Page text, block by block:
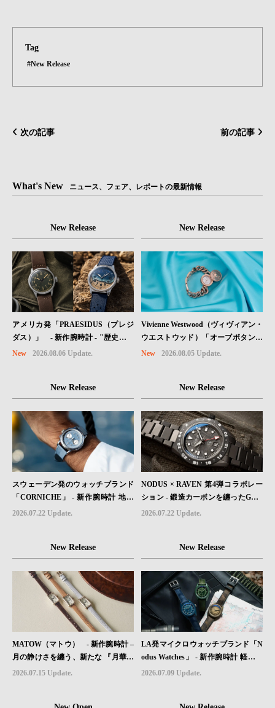
Tag
#New Release
次の記事 前の記事
What's New ニュース、フェア、レポートの最新情報
New Release
アメリカ発「PRAESIDUS（プレジ
ダス）」 - 新作腕時計 - "歴史を身
に着ける“ -戦場を駆け抜けたWillys
込めた「A-11」コレクション2種類
New 2026.08.06 Update.
New Release
Vivienne Westwood（ヴィヴィアン・
ウエストウッド）「オーブボタン」
コレクションに、⽇本限定カラーの
New 2026.08.05 Update.
New Release
スウェーデン発のウォッチブランド
「CORNICHE」 - 新作腕時計 地中
海の夏を映す、爽やかなブルーダイ
2026.07.22 Update.
New Release
NODUS × RAVEN 第4弾コラボレー
ション - 鍛造カーボンを纏ったGMT
ウォッチ「TRAILTREKKER CARB
2026.07.22 Update.
New Release
MATOW（マトウ） - 新作腕時計 –
月の静けさを纏う、新たな 『月華』
レザーモデル４型登場。
2026.07.15 Update.
New Release
LA発マイクロウォッチブランド「N
odus Watches」 - 新作腕時計 軽さと
堅牢性を両立したフィールドウォッ
2026.07.09 Update.